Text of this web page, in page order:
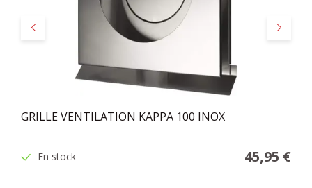
Précédent Suivant
GRILLE VENTILATION KAPPA 100 INOX
En stock 45,95 €